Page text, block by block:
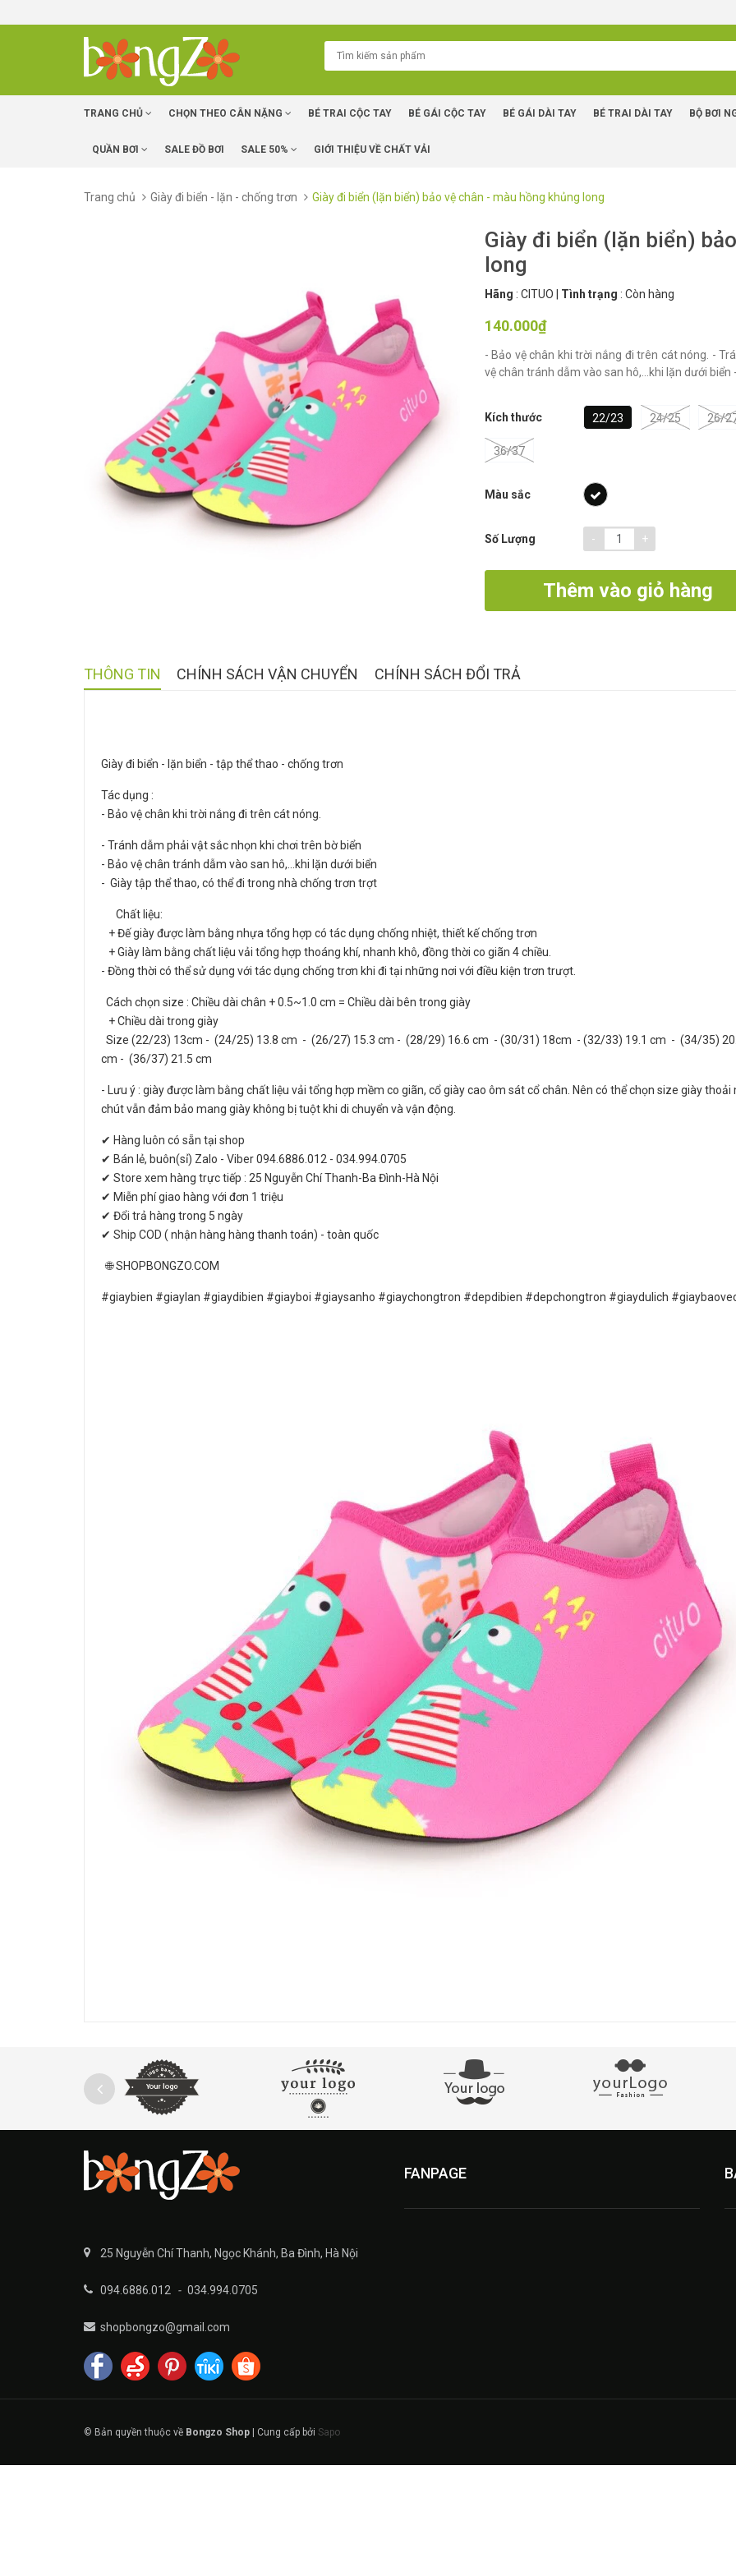
TRANG CHỦ CHỌN THEO CÂN NẶNG BÉ TRAI CỘC TAY BÉ GÁI CỘC TAY BÉ GÁI DÀI TAY BÉ TRAI DÀI TAY BỘ BƠI
QUẦN BƠI SALE ĐỒ BƠI SALE 50% GIỚI THIỆU VỀ CHẤT VẢI
Trang chủ Giày đi biển - lặn - chống trơn Giày đi biển (lặn biển) bảo vệ chân - màu hồng khủng long
Giày đi biển (lặn biển)
long
Hãng : CITUO Tình trạng : Còn hàng
140.000₫
- Bảo vệ chân khi trời nắng đi trên cát nóng. -
vệ chân tránh dẫm vào san hô,…khi lặn dưới
Kích thước 22/23 24/25 26/
36/37
Màu sắc
Số Lượng - +
Thêm vào giỏ hàng
THÔNG TIN CHÍNH SÁCH VẬN CHUYỂN CHÍNH SÁCH ĐỔI TRẢ
Giày đi biển - lặn biển - tập thể thao - chống trơn
Tác dụng :
- Bảo vệ chân khi trời nắng đi trên cát nóng.
- Tránh dẫm phải vật sắc nhọn khi chơi trên bờ biển
- Bảo vệ chân tránh dẫm vào san hô,…khi lặn dưới biển
- Giày tập thể thao, có thể đi trong nhà chống trơn trợt
Chất liệu:
+ Đế giày được làm bằng nhựa tổng hợp có tác dụng chống nhiệt, thiết kế chống trơn
+ Giày làm bằng chất liệu vải tổng hợp thoáng khí, nhanh khô, đồng thời co giãn 4 chiều.
- Đồng thời có thể sử dụng với tác dụng chống trơn khi đi tại những nơi với điều kiện trơn trượt.
Cách chọn size : Chiều dài chân + 0.5~1.0 cm = Chiều dài bên trong giày
+ Chiều dài trong giày
Size (22/23) 13cm - (24/25) 13.8 cm - (26/27) 15.3 cm - (28/29) 16.6 cm - (30/31) 18cm - (32/33) 19.1 cm - (34/35)
cm - (36/37) 21.5 cm
- Lưu ý : giày được làm bằng chất liệu vải tổng hợp mềm co giãn, cổ giày cao ôm sát cổ chân. Nên có thể chọn size giày thoải
chút vẫn đảm bảo mang giày không bị tuột khi di chuyển và vận động.
✔ Hàng luôn có sẵn tại shop
✔ Bán lẻ, buôn(sỉ) Zalo - Viber 094.6886.012 - 034.994.0705
✔ Store xem hàng trực tiếp : 25 Nguyễn Chí Thanh-Ba Đình-Hà Nội
✔ Miễn phí giao hàng với đơn 1 triệu
✔ Đổi trả hàng trong 5 ngày
✔ Ship COD ( nhận hàng hàng thanh toán) - toàn quốc
🌐 SHOPBONGZO.COM
#giaybien #giaylan #giaydibien #giayboi #giaysanho #giaychongtron #depdibien #depchongtron #giaydulich
25 Nguyễn Chí Thanh, Ngọc Khánh, Ba Đình, Hà Nội
094.6886.012 - 034.994.0705
shopbongzo@gmail.com
FANPAGE
© Bản quyền thuộc về Bongzo Shop Cung cấp bởi Sapo